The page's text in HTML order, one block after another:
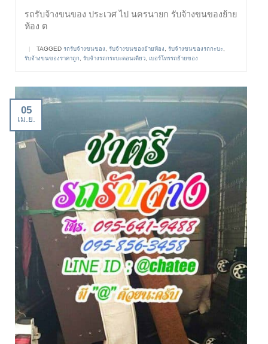
รถรับจ้างขนของ ประเวศ ไป นครนายก รับจ้างขนของย้าย
ห้อง ต
| TAGGED รถรับจ้างขนของ รับจ้างขนของย้ายห้อง รับจ้างขนของรถกะบะ
รับจ้างขนของราคาถูก
รับจ้างรถกระบะตอนเดียว เบอร์โทรรถย้ายของ
05
เม.ย.